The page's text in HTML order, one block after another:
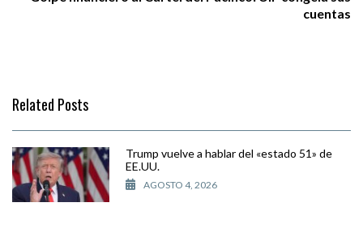
cuentas
Related Posts
Trump vuelve a hablar del «estado 51» de
EE.UU.
AGOSTO 4, 2026